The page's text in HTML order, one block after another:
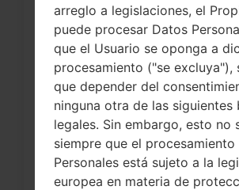
¿Cómo restablecer datos
a través del menú...
arreglo a legislaciones, el
puede procesar Datos
que el Usuario se oponga a
procesamiento ("se excluya"),
que depender del
ninguna otra de las siguientes
legales. Sin embargo, esto no
siempre que el
Personales está sujeto a la
europea en materia de